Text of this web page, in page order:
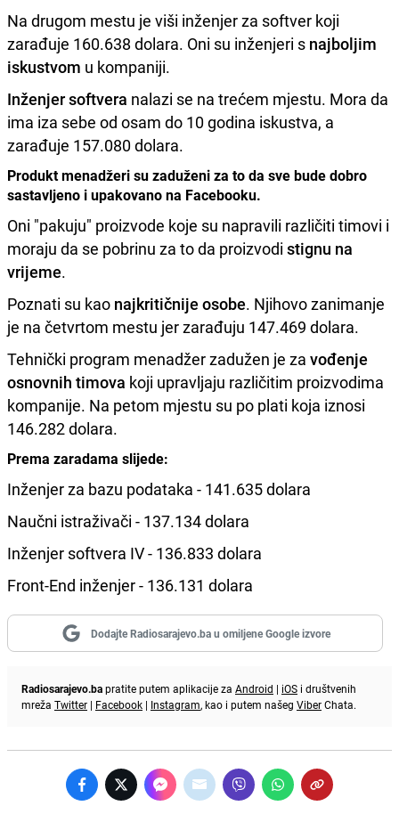
Na drugom mestu je viši inženjer za softver koji
zarađuje 160.638 dolara. Oni su inženjeri s najboljim
iskustvom u kompaniji.
Inženjer softvera nalazi se na trećem mjestu. Mora da
ima iza sebe od osam do 10 godina iskustva, a
zarađuje 157.080 dolara.
Produkt menadžeri su zaduženi za to da sve bude dobro
sastavljeno i upakovano na Facebooku.
Oni "pakuju" proizvode koje su napravili različiti timovi i
moraju da se pobrinu za to da proizvodi stignu na
vrijeme.
Poznati su kao najkritičnije osobe. Njihovo zanimanje
je na četvrtom mestu jer zarađuju 147.469 dolara.
Tehnički program menadžer zadužen je za vođenje
osnovnih timova koji upravljaju različitim proizvodima
kompanije. Na petom mjestu su po plati koja iznosi
146.282 dolara.
Prema zaradama slijede:
Inženjer za bazu podataka - 141.635 dolara
Naučni istraživači - 137.134 dolara
Inženjer softvera IV - 136.833 dolara
Front-End inženjer - 136.131 dolara
Dodajte Radiosarajevo.ba u omiljene Google izvore
Radiosarajevo.bapratite putem aplikacije za Android | iOS i društvenih
mreža Twitter | Facebook | Instagram, kao i putem našeg ViberChata.